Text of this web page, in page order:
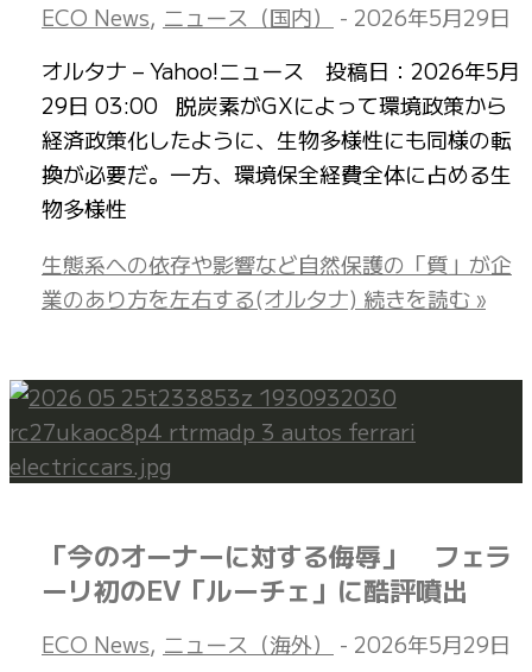
ECO News, ニュース（国内） - 2026年5月29日
オルタナ – Yahoo!ニュース 投稿日：2026年5月
29日 03:00 脱炭素がGXによって環境政策から
経済政策化したように、生物多様性にも同様の転
換が必要だ。一方、環境保全経費全体に占める生
物多様性
生態系への依存や影響など自然保護の「質」が企
業のあり方を左右する(オルタナ) 続きを読む »
「今のオーナーに対する侮辱」 フェラ
ーリ初のEV「ルーチェ」に酷評噴出
ECO News, ニュース（海外） - 2026年5月29日